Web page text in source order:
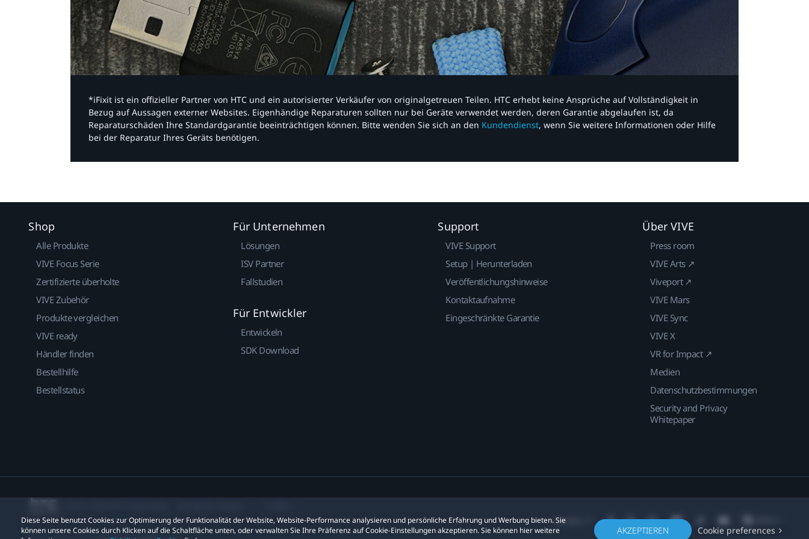
*iFixit ist ein offizieller Partner von HTC und ein autorisierter Verkäufer von originalgetreuen Teilen. HTC erhebt keine Ansprüche auf Vollständigkeit in
Bezug auf Aussagen externer Websites. Eigenhändige Reparaturen sollten nur bei Geräte verwendet werden, deren Garantie abgelaufen ist, da
Reparaturschäden Ihre Standardgarantie beeinträchtigen können. Bitte wenden Sie sich an den Kundendienst, wenn Sie weitere Informationen oder Hilfe
bei der Reparatur Ihres Geräts benötigen.​
Diese Seite benutzt Cookies zur Optimierung der Funktionalität der Website, Website-Performance analysieren und persönliche Erfahrung und Werbung bieten. Sie
können unsere Cookies durch Klicken auf die Schaltfläche unten, oder verwalten Sie Ihre Präferenz auf Cookie-Einstellungen akzeptieren. Sie können hier weitere
AKZEPTIEREN Cookie preferences
Shop
Alle Produkte
VIVE Focus Serie
Zertifizierte überholte
VIVE Zubehör
Produkte vergleichen
VIVE ready
Händler finden
Bestellhilfe
Bestellstatus
Für Unternehmen
Lösungen
ISV Partner
Fallstudien
Für Entwickler
Entwickeln
SDK Download
Support
VIVE Support
Setup | Herunterladen
Veröffentlichungshinweise
Kontaktaufnahme
Eingeschränkte Garantie
Über VIVE
Press room
VIVE Arts ↗
Viveport ↗
VIVE Mars
VIVE Sync
VIVE X
VR for Impact ↗
Medien
Datenschutzbestimmungen
Security and Privacy
Whitepaper
Standort